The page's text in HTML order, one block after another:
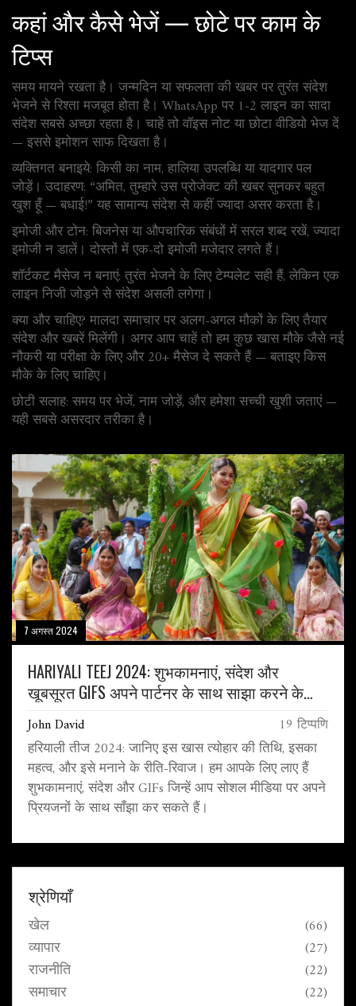
कहां और कैसे भेजें — छोटे पर काम के
टिप्स
समय मायने रखता है। जन्मदिन या सफलता की खबर पर तुरंत संदेश
भेजने से रिश्ता मजबूत होता है। WhatsApp पर 1-2 लाइन का सादा
संदेश सबसे अच्छा रहता है। चाहें तो वॉइस नोट या छोटा वीडियो भेज दें
— इससे इमोशन साफ दिखता है।
व्यक्तिगत बनाइये: किसी का नाम, हालिया उपलब्धि या यादगार पल
जोड़ें। उदाहरण: “अमित, तुम्हारे उस प्रोजेक्ट की खबर सुनकर बहुत
खुश हूँ — बधाई!” यह सामान्य संदेश से कहीं ज्यादा असर करता है।
इमोजी और टोन: बिजनेस या औपचारिक संबंधों में सरल शब्द रखें, ज्यादा
इमोजी न डालें। दोस्तों में एक-दो इमोजी मजेदार लगते हैं।
शॉर्टकट मैसेज न बनाएं: तुरंत भेजने के लिए टेम्पलेट सही हैं, लेकिन एक
लाइन निजी जोड़ने से संदेश असली लगेगा।
क्या और चाहिए? मालदा समाचार पर अलग-अगल मौकों के लिए तैयार
संदेश और खबरें मिलेंगी। अगर आप चाहें तो हम कुछ खास मौके जैसे नई
नौकरी या परीक्षा के लिए और 20+ मैसेज दे सकते हैं — बताइए किस
मौके के लिए चाहिए।
छोटी सलाह: समय पर भेजें, नाम जोड़ें, और हमेशा सच्ची खुशी जताएं —
यही सबसे असरदार तरीका है।
7 अगस्त 2024
HARIYALI TEEJ 2024: शुभकामनाएं, संदेश और
खूबसूरत GIFS अपने पार्टनर के साथ साझा करने के
John David 19 टिप्पणि
हरियाली तीज 2024: जानिए इस खास त्योहार की तिथि, इसका
महत्व, और इसे मनाने के रीति-रिवाज। हम आपके लिए लाए हैं
शुभकामनाएं, संदेश और GIFs जिन्हें आप सोशल मीडिया पर अपने
प्रियजनों के साथ साँझा कर सकते हैं।
श्रेणियाँ
खेल (66)
व्यापार (27)
राजनीति (22)
समाचार (22)